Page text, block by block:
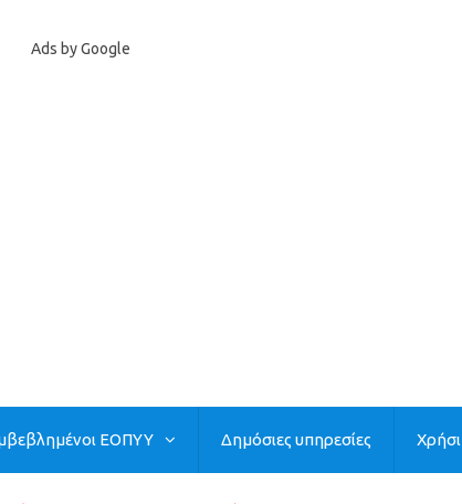
Ads by Google
ΕΟΠΥΥ Δημόσιες υπηρεσίες